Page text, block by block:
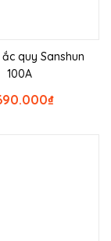
quy Sanshun
100A
₫